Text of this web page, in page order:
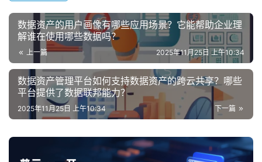
数据资产的用户画像有哪些应用场景？它能帮助企业理
解谁在使用哪些数据吗？
上一篇 2025年11月25日 上午10:34
数据资产管理平台如何支持数据资产的跨云共享？哪些
平台提供了数据联邦能力？
下一篇
2025年11月25日 上午10:34